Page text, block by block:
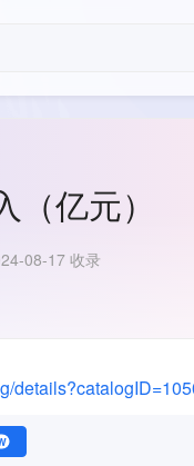
亿元）
08-17 收录